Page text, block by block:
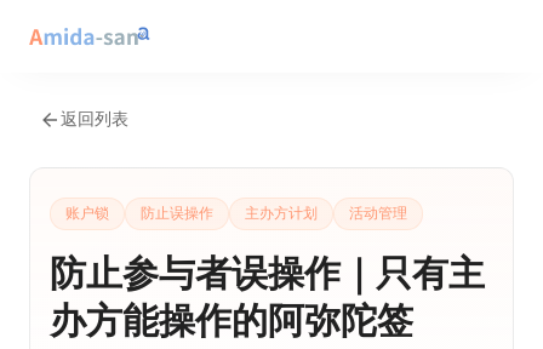
返回列表
账户锁 防止误操作 主办方计划 活动管理
防止参与者误操作｜只有主
办方能操作的阿弥陀签